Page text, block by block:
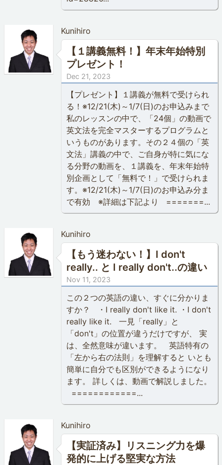
Kunihiro
【１講義無料！】年末年始特別
プレゼント！
Dec 21, 2023
【プレゼント】１講義が無料で受けられ
る！※12/21(木)～1/7(日)のお申込みまで
私のレッスンの中で、「24個」の動画で
英文法を完全マスターするプログラムと
いうものがあります。その２４個の「英
文法」講義の中で、ご自身が特に気にな
る分野の動画を、１講義を、年末年始特
別企画として「無料で！」で受けられま
す。※12/21(木)～1/7(日)のお申込み分ま
で有効 ※詳細は下記より =======...
Kunihiro
【もう迷わない！】I don't
really.. と I really don't..の違い
Nov 11, 2023
この２つの英語の違い、すぐに分かりま
すか？ ・I really don't like it. ・I don't
really like it. 一見「really」と
「don't」の位置が違うだけですが、 実
は、全然意味が違います。 英語特有の
「左から右の法則」を理解すると いとも
簡単に自分でも区別ができるようになり
ます。 詳しくは、動画で解説しました。
============...
Kunihiro
【実証済み】リスニング力を爆
発的に上げる堅実な方法